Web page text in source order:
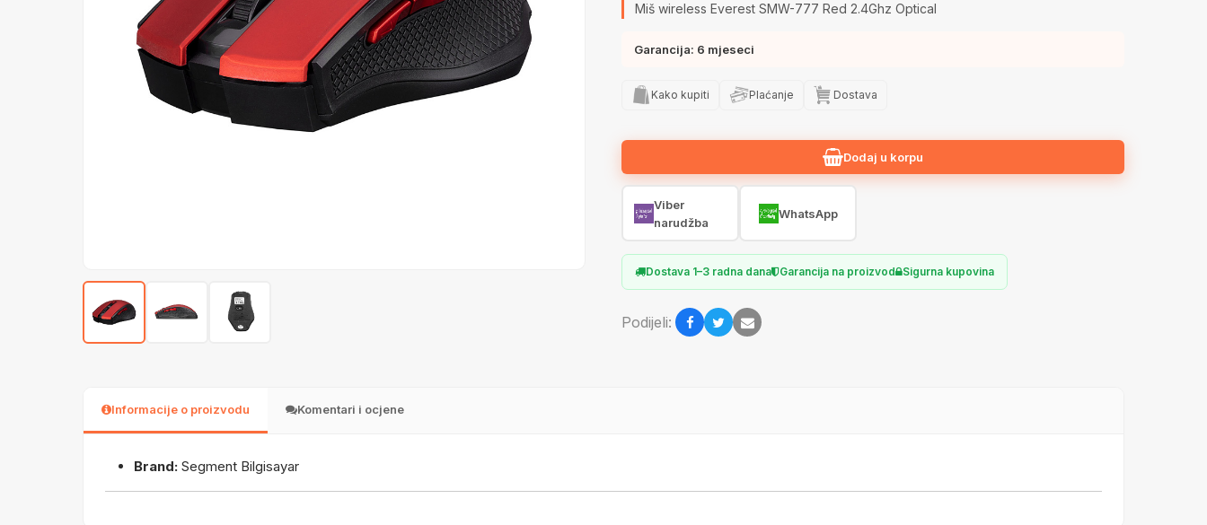
Miš wireless Everest SMW-777 Red 2.4Ghz Optical
Garancija: 6 mjeseci
Kako kupiti Plaćanje Dostava
Dodaj u korpu
Viber
narudžba
WhatsApp
Dostava 1–3 radna dana Garancija na proizvod Sigurna kupovina
Podijeli:
Informacije o proizvodu Komentari i ocjene
Brand: Segment Bilgisayar